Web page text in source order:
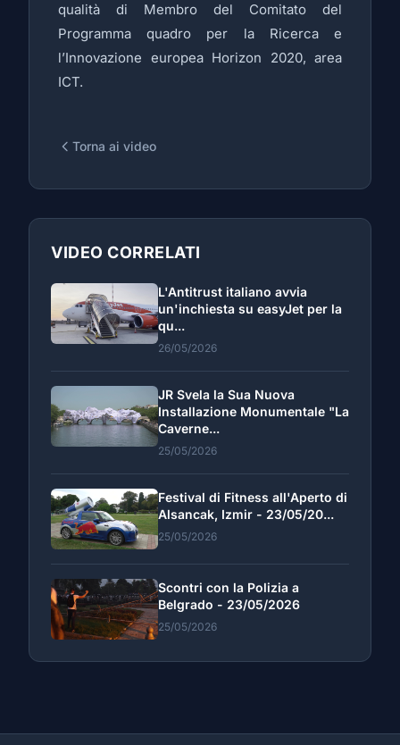
qualità di Membro del Comitato del
Programma quadro per la Ricerca e
l’Innovazione europea Horizon 2020, area
ICT.
Torna ai video
VIDEO CORRELATI
L'Antitrust italiano avvia
un'inchiesta su easyJet per la
qu...
26/05/2026
JR Svela la Sua Nuova
Installazione Monumentale "La
Caverne...
25/05/2026
Festival di Fitness all'Aperto di
Alsancak, Izmir - 23/05/20...
25/05/2026
Scontri con la Polizia a
Belgrado - 23/05/2026
25/05/2026